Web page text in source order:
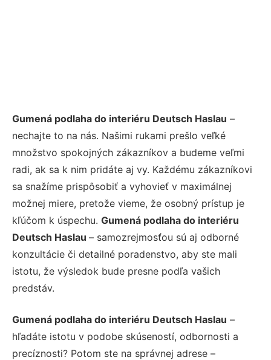
Gumená podlaha do interiéru Deutsch Haslau –
nechajte to na nás. Našimi rukami prešlo veľké
množstvo spokojných zákazníkov a budeme veľmi
radi, ak sa k nim pridáte aj vy. Každému zákazníkovi
sa snažíme prispôsobiť a vyhovieť v maximálnej
možnej miere, pretože vieme, že osobný prístup je
kľúčom k úspechu. Gumená podlaha do interiéru
Deutsch Haslau – samozrejmosťou sú aj odborné
konzultácie či detailné poradenstvo, aby ste mali
istotu, že výsledok bude presne podľa vašich
predstáv.
Gumená podlaha do interiéru Deutsch Haslau –
hľadáte istotu v podobe skúseností, odbornosti a
precíznosti? Potom ste na správnej adrese –